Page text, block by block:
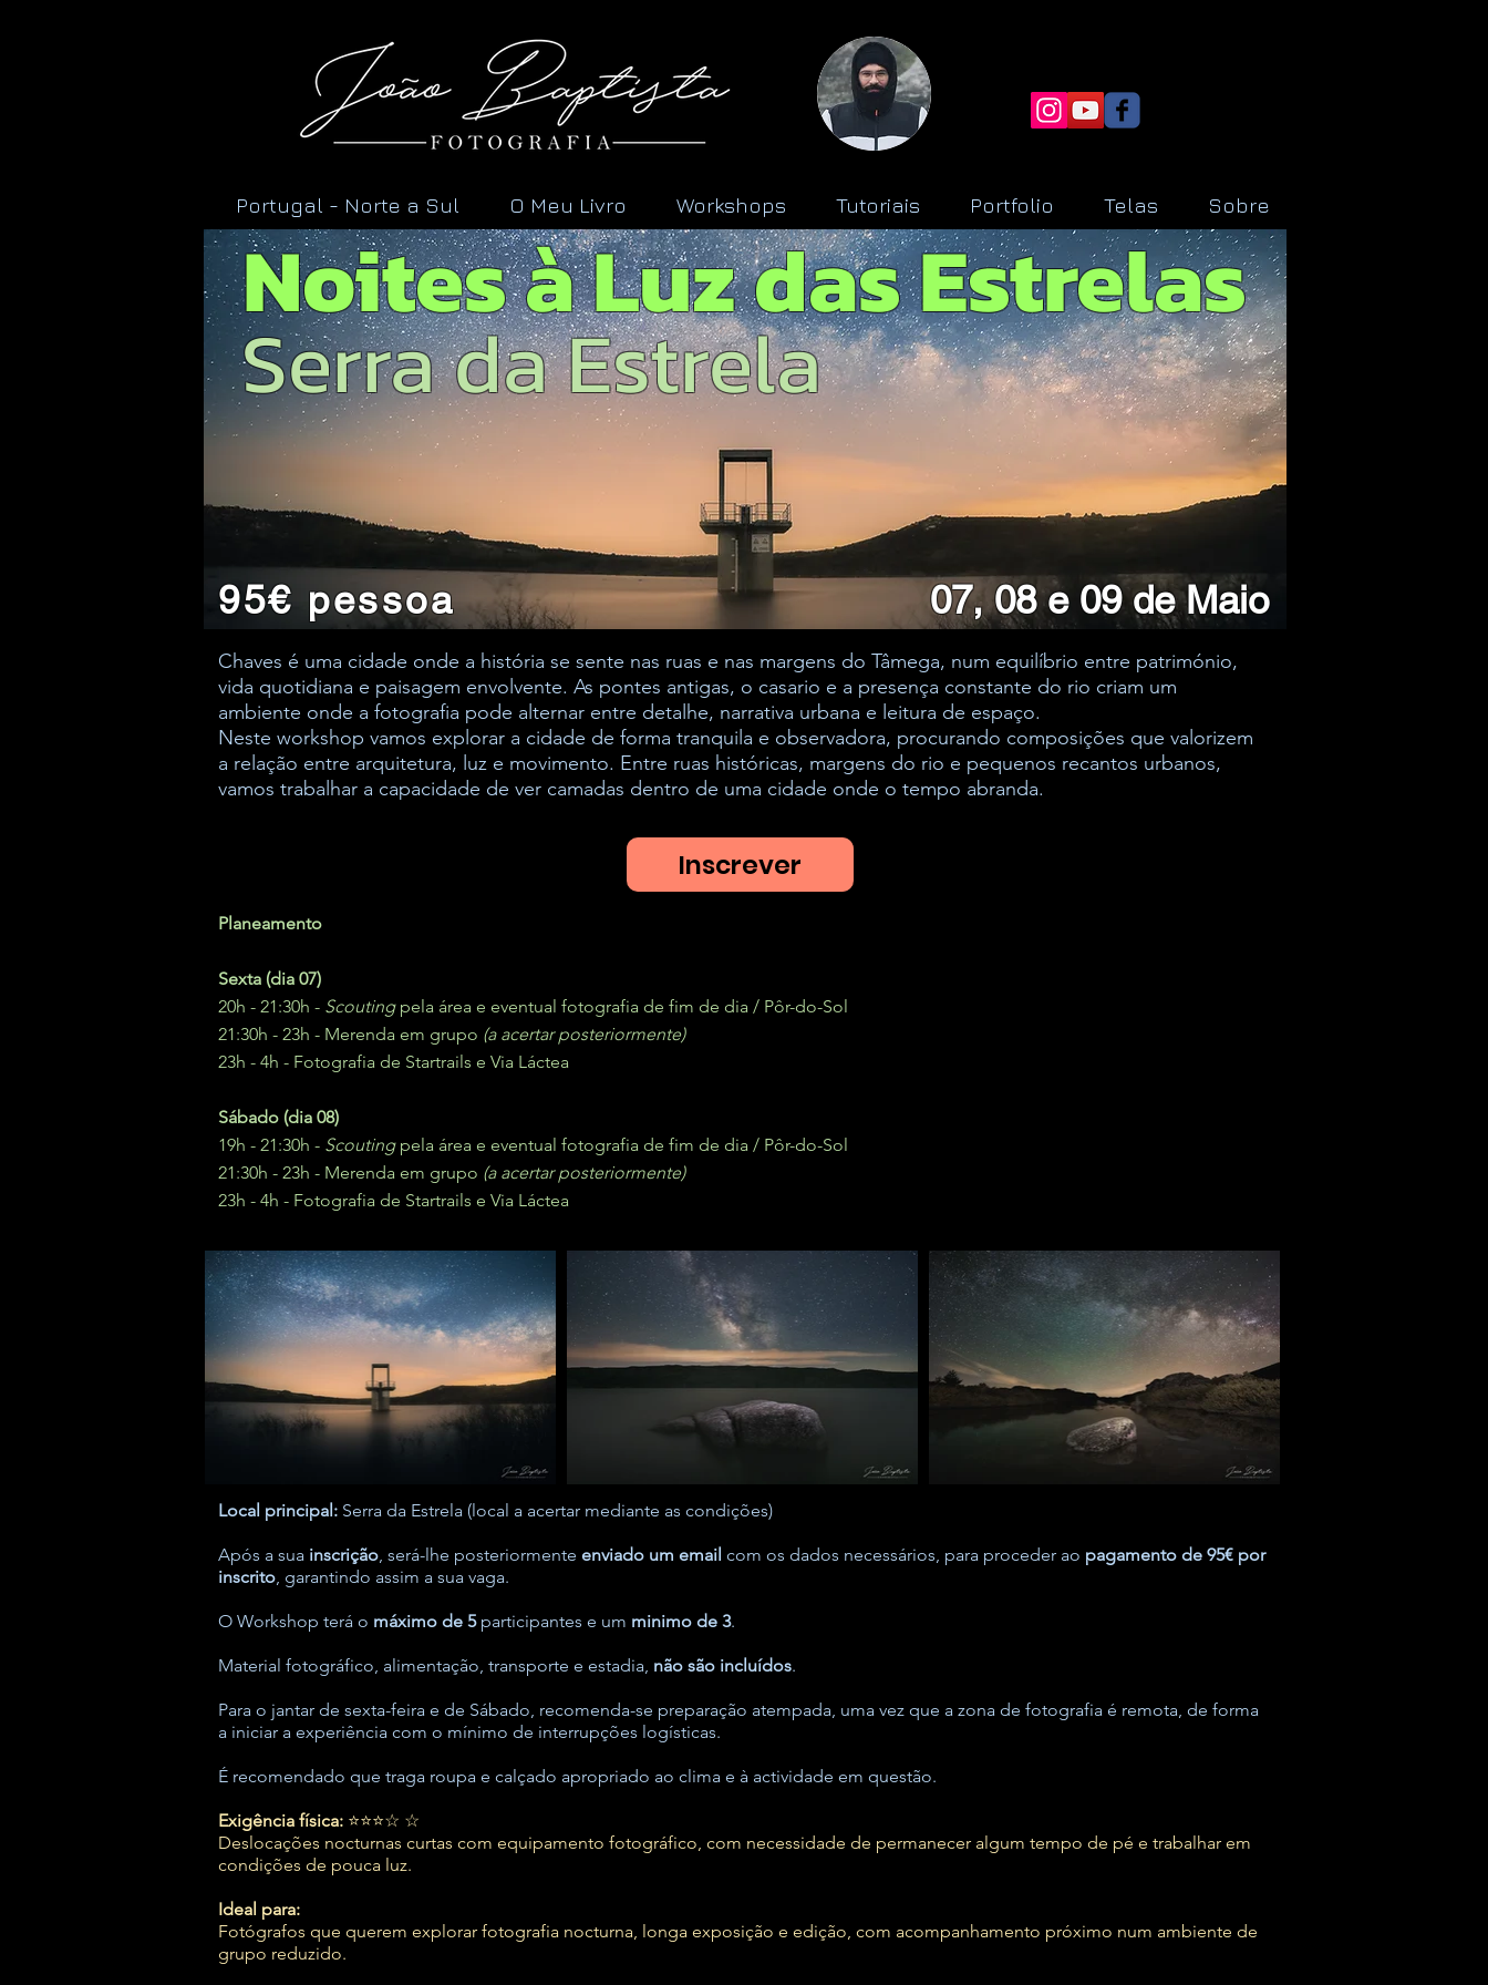
Portugal - Norte a Sul O Meu Livro Workshops Tutoriais Portfolio Telas Sobre
Noites à Luz das Estrelas
07, 08 e 09 de Maio
95€ pessoa
Serra da Estrela
Chaves é uma cidade onde a história se sente nas ruas e nas margens do Tâmega, num equilíbrio entre património,
vida quotidiana e paisagem envolvente. As pontes antigas, o casario e a presença constante do rio criam um
ambiente onde a fotografia pode alternar entre detalhe, narrativa urbana e leitura de espaço.
Neste workshop vamos explorar a cidade de forma tranquila e observadora, procurando composições que valorizem
a relação entre arquitetura, luz e movimento. Entre ruas históricas, margens do rio e pequenos recantos urbanos,
vamos trabalhar a capacidade de ver camadas dentro de uma cidade onde o tempo abranda.
Inscrever
Planeamento
Sexta (dia 07)
20h - 21:30h - Scoutingpela área e eventual fotografia de fim de dia / Pôr-do-Sol
21:30h - 23h - Merenda em grupo (a acertar posteriormente)
23h - 4h - Fotografia de Startrails e Via Láctea
Sábado (dia 08)
19h - 21:30h - Scoutingpela área e eventual fotografia de fim de dia / Pôr-do-Sol
21:30h - 23h - Merenda em grupo (a acertar posteriormente)
23h - 4h - Fotografia de Startrails e Via Láctea
Local principal: Serra da Estrela (local a acertar mediante as condições)
Após a sua inscrição, será-lhe posteriormente enviado um email com os dados necessários, para proceder ao pagamento de 95€ por
inscrito, garantindo assim a sua vaga.
O Workshop terá o máximo de 5participantes e um minimo de 3.
Material fotográfico, alimentação, transporte e estadia, não são incluídos.
Para o jantar de sexta-feira e de Sábado, recomenda-se preparação atempada, uma vez que a zona de fotografia é remota, de forma
a iniciar a experiência com o mínimo de interrupções logísticas.
É recomendado que traga roupa e calçado apropriado ao clima e à actividade em questão.
Exigência física: ⭐⭐⭐☆ ☆
Deslocações nocturnas curtas com equipamento fotográfico, com necessidade de permanecer algum tempo de pé e trabalhar em
condições de pouca luz.
Ideal para:
Fotógrafos que querem explorar fotografia nocturna, longa exposição e edição, com acompanhamento próximo num ambiente de
grupo reduzido.